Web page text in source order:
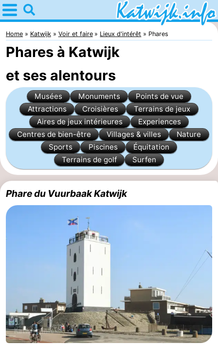
Home
Katwijk
Astuces
Avec
les
enfants
Passer
nuit
Appartements
Campings
Chaumières
De
-
et
faire
Lieux
d'intérêt
-
Home Katwijk Voir et faire Lieux d'intérêt Phares
Phares à Katwijk
et ses alentours
Musées Monuments
Points de vue
Attractions
Croisières
Terrains de jeux
Aires de jeux intérieures
Experiences
Centres de bien-être
Villages & villes
Nature
Sports
Piscines
Équitation
Terrains de golf
Surfen
Phare du Vuurbaak Katwijk